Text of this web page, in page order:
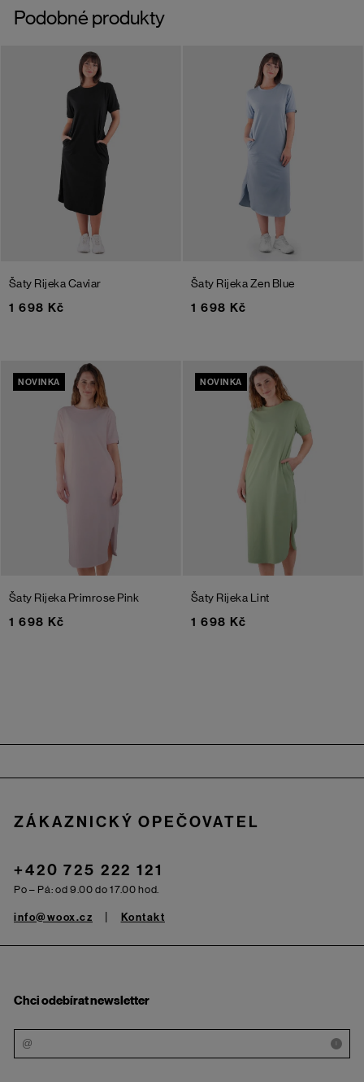
Podobné produkty
Šaty RijekaCaviar
1 698 Kč
Šaty RijekaZen Blue
1 698 Kč
NOVINKA
Šaty Rijeka Primrose Pink
1 698 Kč
NOVINKA
Šaty Rijeka Lint
1 698 Kč
ZÁKAZNICKÝ OPEČOVATEL
+420 725 222 121
Po – Pá: od 9.00 do 17.00 hod.
info@woox.cz Kontakt
Chci odebírat newsletter
i